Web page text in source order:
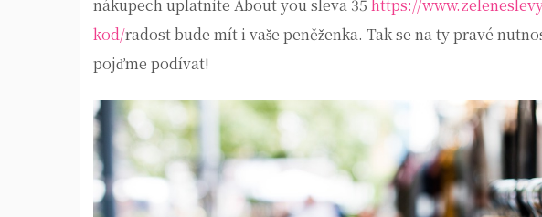
nákupech uplatníte About you sleva 35 https://
kod/radost bude mít i vaše peněženka. Tak se na ty pravé
pojďme podívat!